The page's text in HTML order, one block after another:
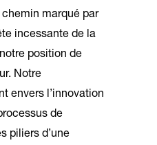
marqué par
incessante de la
position de
Notre
envers l’innovation
de
piliers d’une